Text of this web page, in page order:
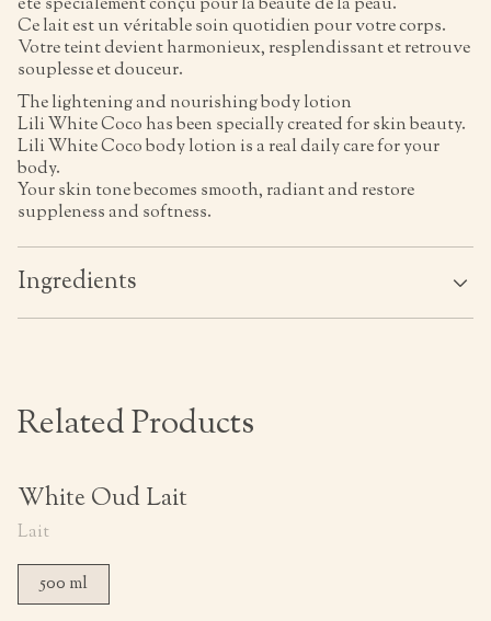
Ce lait est un véritable soin quotidien pour votre corps.
Votre teint devient harmonieux, resplendissant et retrouve
souplesse et douceur.
The lightening and nourishing body lotion
Lili White Coco has been specially created for skin beauty.
Lili White Coco body lotion is a real daily care for your
body.
Your skin tone becomes smooth, radiant and restore
suppleness and softness.
Ingredients
Related Products
White Oud Lait
Lait
500 ml